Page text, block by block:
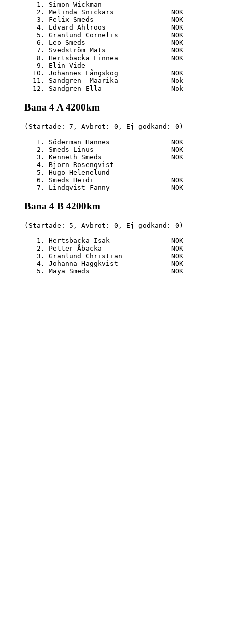
1. Simon Wickman
2. Melinda Snickars              NOK
3. Felix Smeds                   NOK
4. Edvard Ahlroos                NOK
5. Granlund Cornelis             NOK
6. Leo Smeds                     NOK
7. Svedström Mats                NOK
8. Hertsbacka Linnea             NOK
9. Elin Vide
10. Johannes Långskog             NOK
11. Sandgren  Maarika             Nok
Bana 4 A 4200km
(Startade: 7, Avbröt: 0, Ej godkänd: 0)
1. Söderman Hannes               NOK
2. Smeds Linus                   NOK
3. Kenneth Smeds                 NOK
4. Björn Rosenqvist
5. Hugo Helenelund
6. Smeds Heidi                   NOK
Bana 4 B 4200km
(Startade: 5, Avbröt: 0, Ej godkänd: 0)
1. Hertsbacka Isak               NOK
2. Petter Åbacka                 NOK
3. Granlund Christian            NOK
4. Johanna Häggkvist             NOK